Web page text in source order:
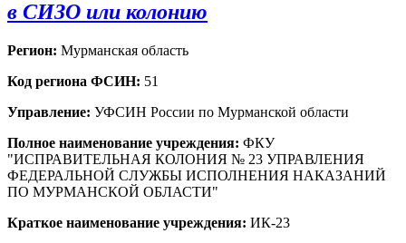
в СИЗО или колонию
Регион: Мурманская область
Код региона ФСИН: 51
Управление: УФСИН России по Мурманской области
Полное наименование учреждения: ФКУ
"ИСПРАВИТЕЛЬНАЯ КОЛОНИЯ № 23 УПРАВЛЕНИЯ
ФЕДЕРАЛЬНОЙ СЛУЖБЫ ИСПОЛНЕНИЯ НАКАЗАНИЙ
ПО МУРМАНСКОЙ ОБЛАСТИ"
Краткое наименование учреждения: ИК-23